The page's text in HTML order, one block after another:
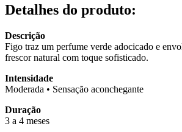
Detalhes do produto:
Descrição
Figo traz um perfume verde adocicado e
frescor natural com toque sofisticado.
Intensidade
Moderada • Sensação aconchegante
Duração
3 a 4 meses